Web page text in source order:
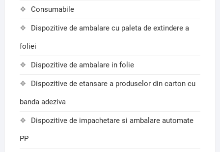
Consumabile
Dispozitive de ambalare cu paleta de extindere a
foliei
Dispozitive de ambalare in folie
Dispozitive de etansare a produselor din carton cu
banda adeziva
Dispozitive de impachetare si ambalare automate
PP